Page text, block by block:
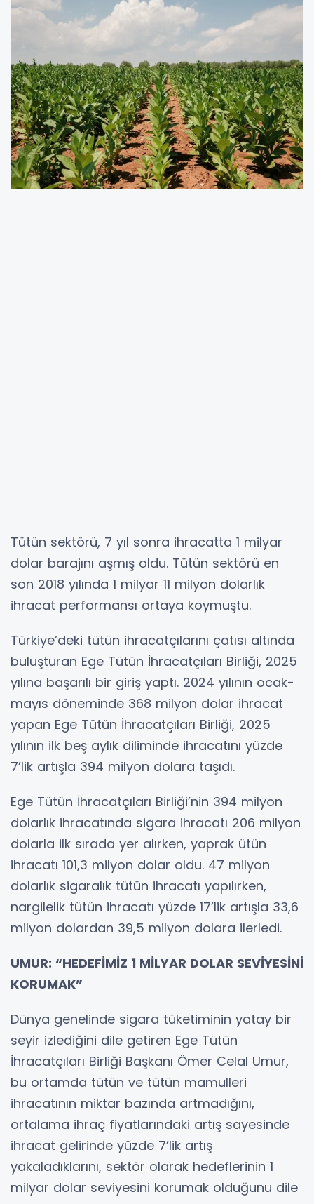
Tütün sektörü, 7 yıl sonra ihracatta 1 milyar
dolar barajını aşmış oldu. Tütün sektörü en
son 2018 yılında 1 milyar 11 milyon dolarlık
ihracat performansı ortaya koymuştu.
Türkiye’deki tütün ihracatçılarını çatısı altında
buluşturan Ege Tütün İhracatçıları Birliği, 2025
yılına başarılı bir giriş yaptı. 2024 yılının ocak-
mayıs döneminde 368 milyon dolar ihracat
yapan Ege Tütün İhracatçıları Birliği, 2025
yılının ilk beş aylık diliminde ihracatını yüzde
7’lik artışla 394 milyon dolara taşıdı.
Ege Tütün İhracatçıları Birliği’nin 394 milyon
dolarlık ihracatında sigara ihracatı 206 milyon
dolarla ilk sırada yer alırken, yaprak ütün
ihracatı 101,3 milyon dolar oldu. 47 milyon
dolarlık sigaralık tütün ihracatı yapılırken,
nargilelik tütün ihracatı yüzde 17’lik artışla 33,6
milyon dolardan 39,5 milyon dolara ilerledi.
UMUR: “HEDEFİMİZ 1 MİLYAR DOLAR SEVİYESİNİ
KORUMAK”
Dünya genelinde sigara tüketiminin yatay bir
seyir izlediğini dile getiren Ege Tütün
İhracatçıları Birliği Başkanı Ömer Celal Umur,
bu ortamda tütün ve tütün mamulleri
ihracatının miktar bazında artmadığını,
ortalama ihraç fiyatlarındaki artış sayesinde
ihracat gelirinde yüzde 7’lik artış
yakaladıklarını, sektör olarak hedeflerinin 1
milyar dolar seviyesini korumak olduğunu dile